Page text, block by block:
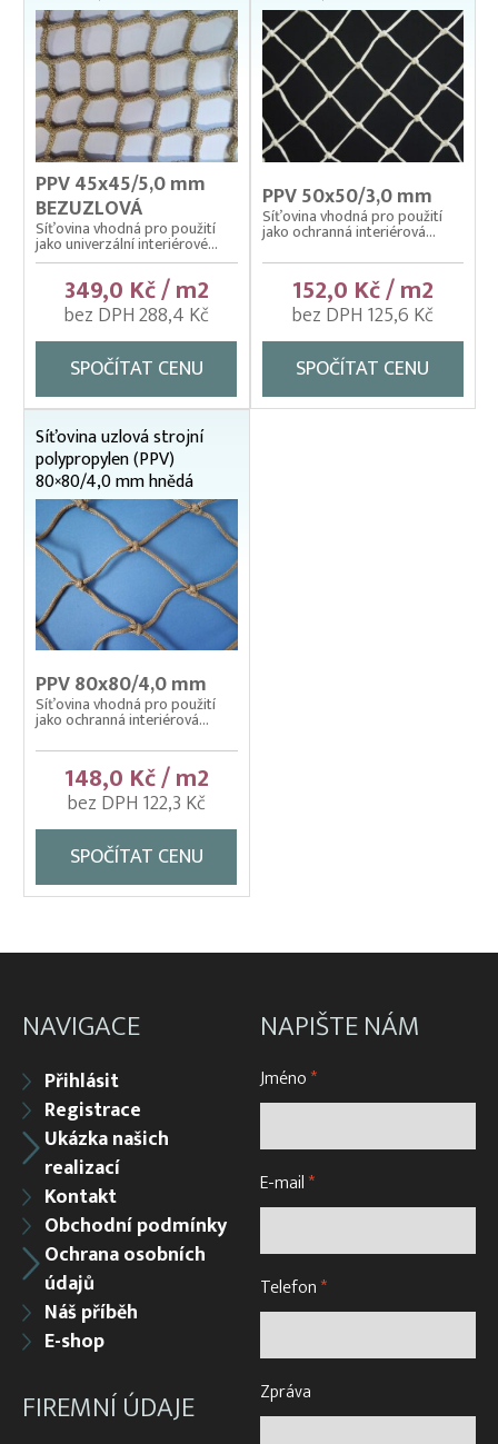
PPV 45x45/5,0 mm
BEZUZLOVÁ
Síťovina vhodná pro použití
jako univerzální interiérové...
349,0 Kč / m2
bez DPH 288,4 Kč
SPOČÍTAT CENU
PPV 50x50/3,0 mm
Síťovina vhodná pro použití
jako ochranná interiérová...
152,0 Kč / m2
bez DPH 125,6 Kč
SPOČÍTAT CENU
Síťovina uzlová strojní
polypropylen (PPV)
80×80/4,0 mm hnědá
PPV 80x80/4,0 mm
Síťovina vhodná pro použití
jako ochranná interiérová...
148,0 Kč / m2
bez DPH 122,3 Kč
SPOČÍTAT CENU
NAVIGACE
Přihlásit
Registrace
Ukázka našich
realizací
Kontakt
Obchodní podmínky
Ochrana osobních
údajů
Náš příběh
E-shop
FIREMNÍ ÚDAJE
NAPIŠTE NÁM
Jméno*
E-mail*
Telefon*
Zpráva